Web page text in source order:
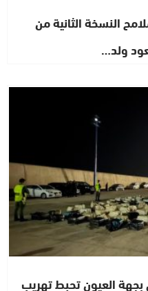
النسخة الثانية من
ولد…
بجهة العيون تحبط تهريب